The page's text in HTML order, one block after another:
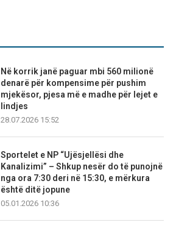
Në korrik janë paguar mbi 560 milionë
denarë për kompensime për pushim
mjekësor, pjesa më e madhe për lejet e
lindjes
28.07.2026 15:52
Sportelet e NP “Ujësjellësi dhe
Kanalizimi” – Shkup nesër do të punojnë
nga ora 7:30 deri në 15:30, e mërkura
është ditë jopune
05.01.2026 10:36